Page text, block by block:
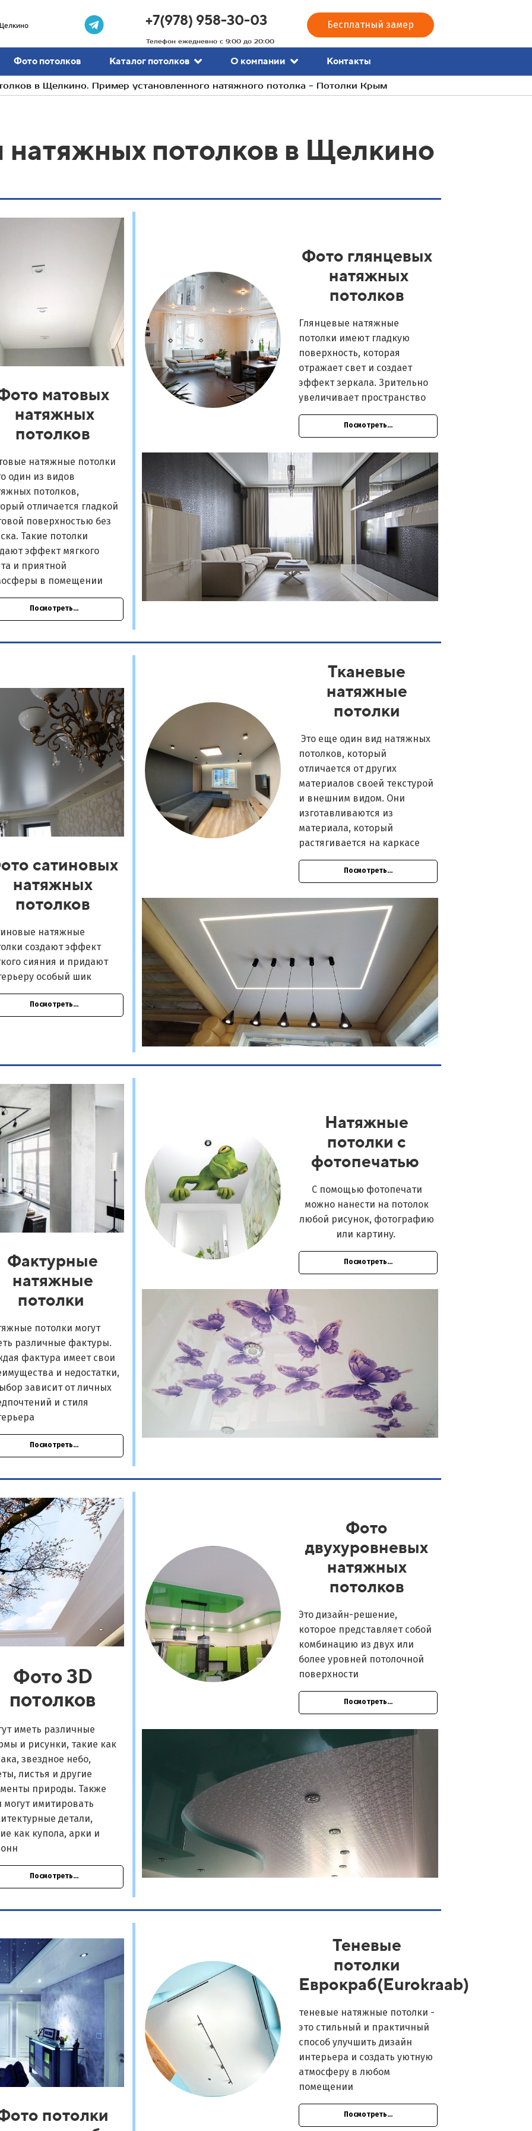
+7(978) 958-30-03
Телефон ежедневно с 9:00 до 20:00
Бесплатный замер
Фото потолков Каталог потолков О компании Контакты
в Щелкино. Пример установленного натяжного потолка - Потолки Крым
потолков в Щелкино
матовых
натяжных
потолков
натяжные потолки
один из видов
потолков,
отличается гладкой
поверхностью без
Такие потолки
эффект мягкого
и приятной
в помещении
Посмотреть...
Фото глянцевых
натяжных
потолков
Глянцевые натяжные
потолки имеют гладкую
поверхность, которая
отражает свет и создает
эффект зеркала. Зрительно
увеличивает пространство
Посмотреть...
сатиновых
натяжных
потолков
натяжные
создают эффект
сияния и придают
особый шик
Посмотреть...
Тканевые
натяжные
потолки
Это еще один вид натяжных
потолков, который
отличается от других
материалов своей текстурой
и внешним видом. Они
изготавливаются из
материала, который
растягивается на каркасе
Посмотреть...
Фактурные
натяжные
потолки
потолки могут
различные фактуры.
фактура имеет свои
и недостатки,
зависит от личных
и стиля
Посмотреть...
Натяжные
потолки с
фотопечатью
С помощью фотопечати
можно нанести на потолок
любой рисунок, фотографию
или картину.
Посмотреть...
Фото 3D
потолков
иметь различные
и рисунки, такие как
звездное небо,
листья и другие
природы. Также
могут имитировать
детали,
как купола, арки и
Посмотреть...
Фото
двухуровневых
натяжных
потолков
Это дизайн-решение,
которое представляет собой
комбинацию из двух или
более уровней потолочной
поверхности
Посмотреть...
потолки
Теневые
потолки
Еврокраб(Eurokraab)
теневые натяжные потолки -
это стильный и практичный
способ улучшить дизайн
интерьера и создать уютную
атмосферу в любом
помещении
Посмотреть...